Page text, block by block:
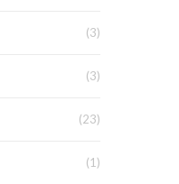
(3)
(3)
(23)
(1)